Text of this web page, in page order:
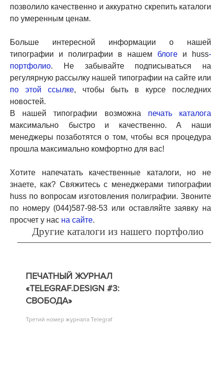
позволило качественно и аккуратно скрепить каталоги
по умеренным ценам.
Больше интересной информации о нашей
типографии и полиграфии в нашем блоге и huss-
портфолио. Не забывайте подписываться на
регулярную рассылку нашей типографии на сайте или
по этой ссылке, чтобы быть в курсе последних
новостей.
В нашей типографии возможна печать каталога
максимально быстро и качественно. А наши
менеджеры позаботятся о том, чтобы вся процедура
прошла максимально комфортно для вас!
Хотите напечатать качественные каталоги, но не
знаете, как? Свяжитесь с менеджерами типографии
huss по вопросам изготовления полиграфии. Звоните
по номеру (044)587-98-53 или оставляйте заявку на
просчет у нас на сайте.
Другие каталоги из нашего портфолио
ПЕЧАТНЫЙ ЖУРНАЛ
«TELEGRAF.DESIGN #3:
СВОБОДА»
Третий номер журнала Telegraf